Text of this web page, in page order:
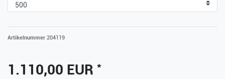
Artikelnummer 204119
1.110,00 EUR *